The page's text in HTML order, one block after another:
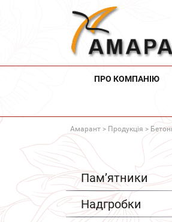
ПРО КОМПАНІЮ
Амарант > Продукція >
Пам’ятники
Надгробки